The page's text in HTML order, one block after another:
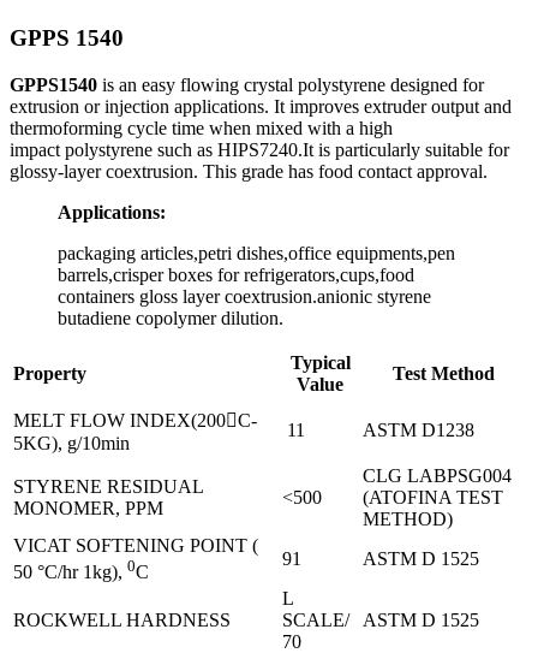
GPPS 1540
GPPS1540 is an easy flowing crystal polystyrene designed for
extrusion or injection applications. It improves extruder output and
thermoforming cycle time when mixed with a high
impact polystyrene such as HIPS7240.It is particularly suitable for
glossy-layer coextrusion. This grade has food contact approval.
Applications:
packaging articles,petri dishes,office equipments,pen
barrels,crisper boxes for refrigerators,cups,food
containers gloss layer coextrusion.anionic styrene
butadiene copolymer dilution.
Property
Typical
Value
Test Method
MELT FLOW INDEX(200C-
5KG), g/10min
11 ASTM D1238
STYRENE RESIDUAL
MONOMER, PPM
<500
CLG LABPSG004
(ATOFINA TEST
METHOD)
VICAT SOFTENING POINT (
50 °C/hr 1kg), 0C
91 ASTM D 1525
ROCKWELL HARDNESS
L
SCALE/
70
ASTM D 1525